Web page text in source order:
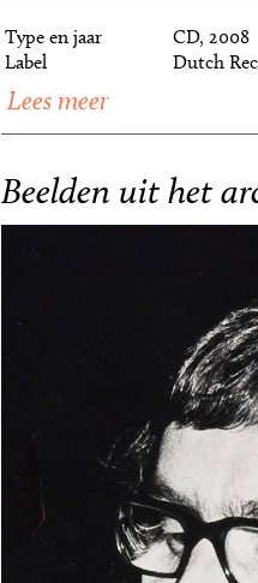
Type en jaar
CD, 2008
Label
Dutch
Lees meer
Beelden uit het